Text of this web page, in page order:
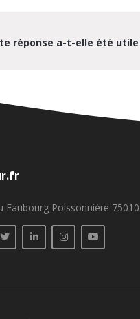
réponse a-t-elle été utile
Faubourg Poissonnière 75010